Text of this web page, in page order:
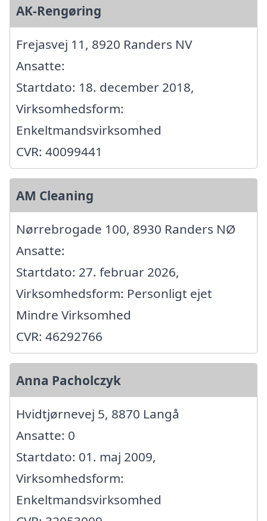
AK-Rengøring
Frejasvej 11, 8920 Randers NV
Ansatte:
Startdato: 18. december 2018,
Virksomhedsform:
Enkeltmandsvirksomhed
CVR: 40099441
AM Cleaning
Nørrebrogade 100, 8930 Randers NØ
Ansatte:
Startdato: 27. februar 2026,
Virksomhedsform: Personligt ejet
Mindre Virksomhed
CVR: 46292766
Anna Pacholczyk
Hvidtjørnevej 5, 8870 Langå
Ansatte: 0
Startdato: 01. maj 2009,
Virksomhedsform:
Enkeltmandsvirksomhed